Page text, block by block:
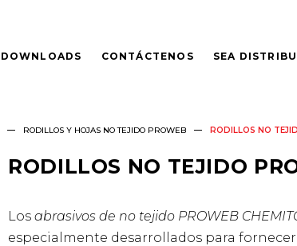
DOWNLOADS CONTÁCTENOS SEA
RODILLOS Y HOJAS NO TEJIDO PROWEB RODILLOS NO
RODILLOS NO TEJIDO
Los abrasivos de no tejido PROWEB
especialmente desarrollados para